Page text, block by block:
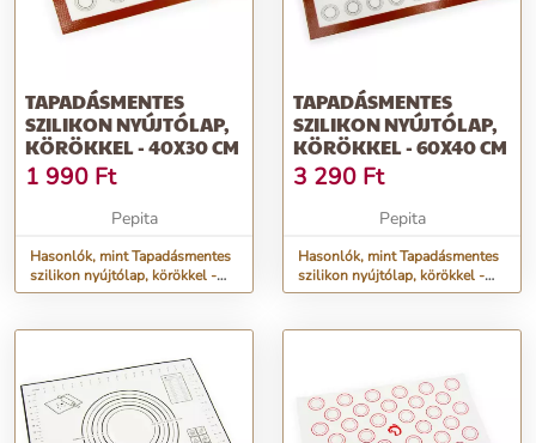
TAPADÁSMENTES
SZILIKON NYÚJTÓLAP,
KÖRÖKKEL - 40X30 CM
1 990 Ft
Pepita
Hasonlók, mint Tapadásmentes
szilikon nyújtólap, körökkel -
40x30 cm
TAPADÁSMENTES
SZILIKON NYÚJTÓLAP,
KÖRÖKKEL - 60X40 CM
3 290 Ft
Pepita
Hasonlók, mint Tapadásmentes
szilikon nyújtólap, körökkel -
60x40 cm